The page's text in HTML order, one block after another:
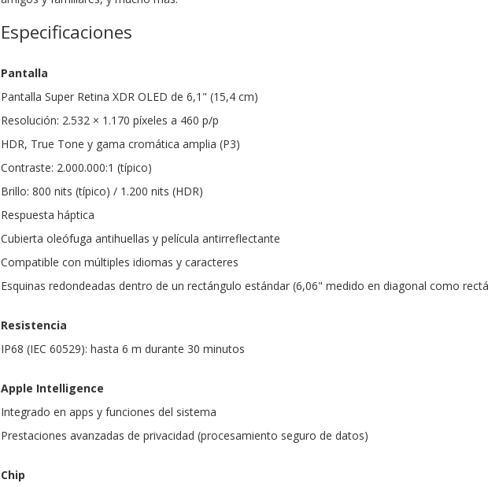
Especificaciones
Pantalla
Pantalla Super Retina XDR OLED de 6,1" (15,4 cm)
Resolución: 2.532 × 1.170 píxeles a 460 p/p
HDR, True Tone y gama cromática amplia (P3)
Contraste: 2.000.000:1 (típico)
Brillo: 800 nits (típico) / 1.200 nits (HDR)
Respuesta háptica
Cubierta oleófuga antihuellas y película antirreflectante
Compatible con múltiples idiomas y caracteres
Esquinas redondeadas dentro de un rectángulo estándar (6,06" medido en diagonal como
Resistencia
IP68 (IEC 60529): hasta 6 m durante 30 minutos
Apple Intelligence
Integrado en apps y funciones del sistema
Prestaciones avanzadas de privacidad (procesamiento seguro de datos)
Chip